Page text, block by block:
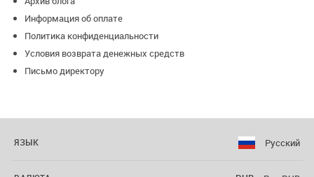
Информация об оплате
Политика конфиденциальности
Условия возврата денежных средств
Письмо директору
ЯЗЫК Русский